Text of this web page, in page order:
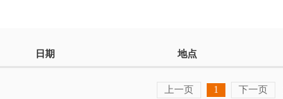
日期 地点
上一页 1 下一页